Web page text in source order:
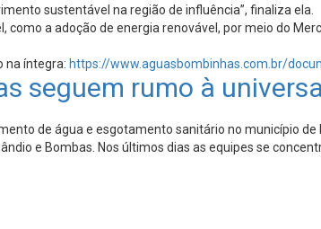
sustentável na região de influência”, finaliza ela.
a adoção de energia renovável, por meio do
na íntegra: https://www.aguasbombinhas.com.br/
seguem rumo à
de água e esgotamento sanitário no município
e Bombas. Nos últimos dias as equipes se